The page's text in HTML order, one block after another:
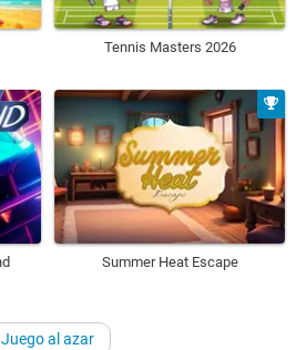
Tennis Masters 2026
Summer Heat Escape
Juego al azar